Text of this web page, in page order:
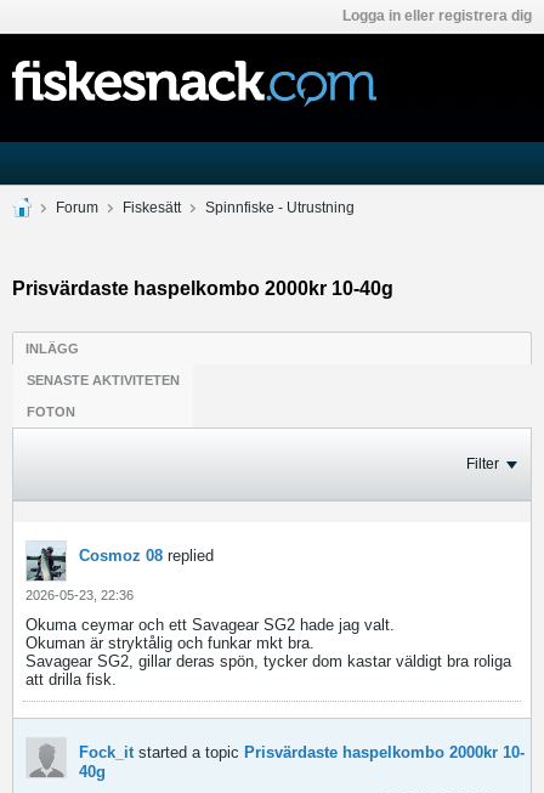
Logga in eller registrera dig
Forum Fiskesätt Spinnfiske - Utrustning
Prisvärdaste haspelkombo 2000kr 10-40g
INLÄGG
SENASTE AKTIVITETEN
FOTON
Filter
Cosmoz 08 replied
2026-05-23, 22:36
Okuma ceymar och ett Savagear SG2 hade jag valt.
Okuman är stryktålig och funkar mkt bra.
Savagear SG2, gillar deras spön, tycker dom kastar väldigt bra roliga
att drilla fisk.
Fock_itstarted a topic Prisvärdaste haspelkombo 2000kr 10-
40g